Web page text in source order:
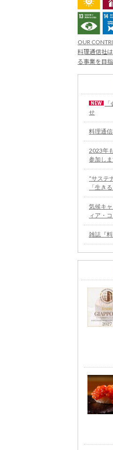
OUR
料理通信社
る事業を目
せ
料理通
2023年
参加し
“サステ
「生き
気候キ
ィア・
雑誌『